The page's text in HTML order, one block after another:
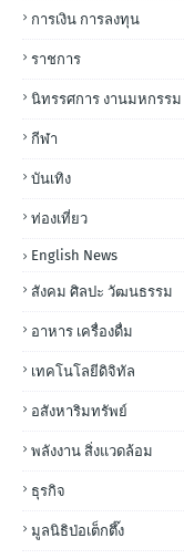
การเงิน การลงทุน
ราชการ
นิทรรศการ งานมหกรรม
กีฬา
บันเทิง
ท่องเที่ยว
English News
สังคม ศิลปะ วัฒนธรรม
อาหาร เครื่องดื่ม
เทคโนโลยีดิจิทัล
อสังหาริมทรัพย์
พลังงาน สิ่งแวดล้อม
ธุรกิจ
มูลนิธิป่อเต็กตึ๊ง